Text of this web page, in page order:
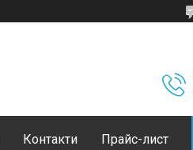
Контакти Прайс-лист